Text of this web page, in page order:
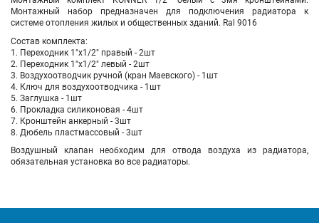
Монтажный набор предназначен для подключения радиатора к
системе отопления жилых и общественных зданий. Ral 9016
Состав комплекта:
1. Переходник 1"х1/2" правый - 2шт
2. Переходник 1"х1/2" левый - 2шт
3. Воздухоотводчик ручной (кран Маевского) - 1шт
4. Ключ для воздухоотводчика - 1шт
5. Заглушка - 1шт
6. Прокладка силиконовая - 4шт
7. Кронштейн анкерный - 3шт
8. Дюбель пластмассовый - 3шт
Воздушный клапан необходим для отвода воздуха из радиатора,
обязательная установка во все радиаторы.